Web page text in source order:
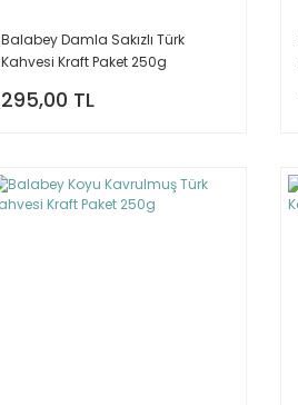
Balabey Damla Sakızlı Türk
Kahvesi Kraft Paket 250g
295,00 TL